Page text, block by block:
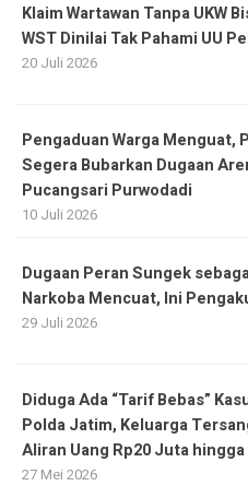
Klaim Wartawan Tanpa UKW
WST Dinilai Tak Pahami UU
20 Juli 2026
Pengaduan Warga Menguat,
Segera Bubarkan Dugaan
Pucangsari Purwodadi
10 Juli 2026
Dugaan Peran Sungek
Narkoba Mencuat, Ini
29 Juli 2026
Diduga Ada “Tarif Bebas”
Polda Jatim, Keluarga
Aliran Uang Rp20 Juta
27 Mei 2026